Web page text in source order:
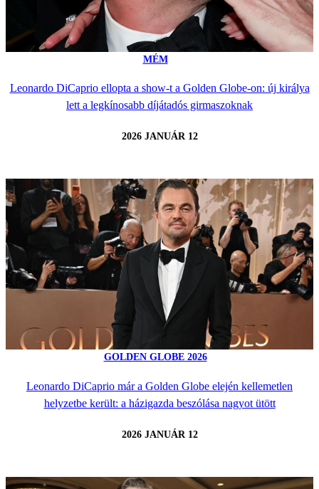
MÉM
Leonardo DiCaprio ellopta a show-t a Golden Globe-on: új királya
lett a legkínosabb díjátadós girmaszoknak
2026 JANUÁR 12
GOLDEN GLOBE 2026
Leonardo DiCaprio már a Golden Globe elején kellemetlen
helyzetbe került: a házigazda beszólása nagyot ütött
2026 JANUÁR 12